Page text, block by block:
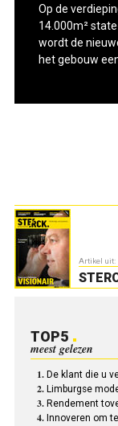
Op de
14.000m²
wordt de
het gebouw
Artikel uit:
TOP5
meest gelezen
De klant die u
Limburgse
Rendement
Innoveren om